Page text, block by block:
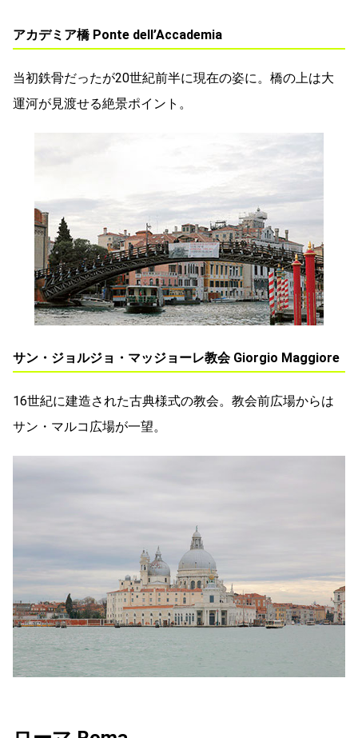
アカデミア橋 Ponte dell’Accademia
当初鉄骨だったが20世紀前半に現在の姿に。橋の上は大
運河が見渡せる絶景ポイント。
サン・ジョルジョ・マッジョーレ教会 Giorgio Maggiore
16世紀に建造された古典様式の教会。教会前広場からは
サン・マルコ広場が一望。